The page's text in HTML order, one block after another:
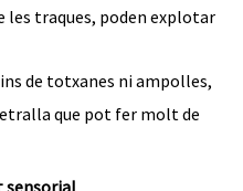
traques, poden explotar
de totxanes ni ampolles,
que pot fer molt de
sensorial